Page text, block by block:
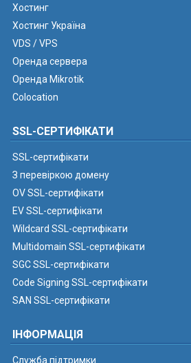
Хостинг
Хостинг Україна
VDS / VPS
Оренда сервера
Оренда Mikrotik
Colocation
SSL-СЕРТИФІКАТИ
SSL-сертифікати
З перевіркою домену
OV SSL-сертифікати
EV SSL-сертифікати
Wildcard SSL-сертифікати
Multidomain SSL-сертифікати
SGC SSL-сертифікати
Code Signing SSL-сертифікати
SAN SSL-сертифікати
ІНФОРМАЦІЯ
Служба підтримки